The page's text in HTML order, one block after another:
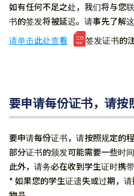
如有任何不足之处，我们将与您
书的签发将被延迟。请事先了解这
请单击此处查看
签发证书的
要申请每份证书，请按
要申请每份证书，请按照规定的程
部分证书的颁发可能需要一些时
此外，请务必在收到学生证时携
* 如果您的学生证遗失或过期，